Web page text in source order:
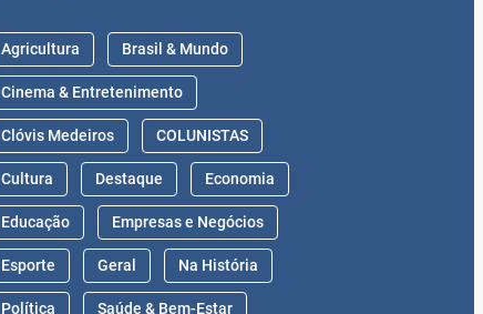
Agricultura Brasil & Mundo
Cinema & Entretenimento
Clóvis Medeiros COLUNISTAS
Cultura Destaque Economia
Educação Empresas e Negócios
Esporte Geral Na História
Política Saúde & Bem-Estar